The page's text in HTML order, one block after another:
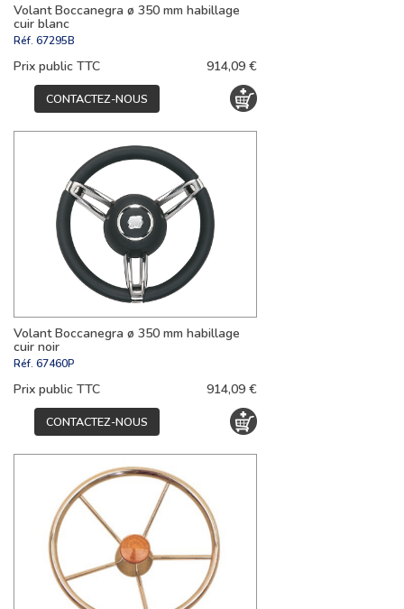
Volant Boccanegra ø 350 mm habillage
cuir blanc
Réf. 67295B
Prix public TTC 914,09 €
CONTACTEZ-NOUS
Volant Boccanegra ø 350 mm habillage
cuir noir
Réf. 67460P
Prix public TTC 914,09 €
CONTACTEZ-NOUS